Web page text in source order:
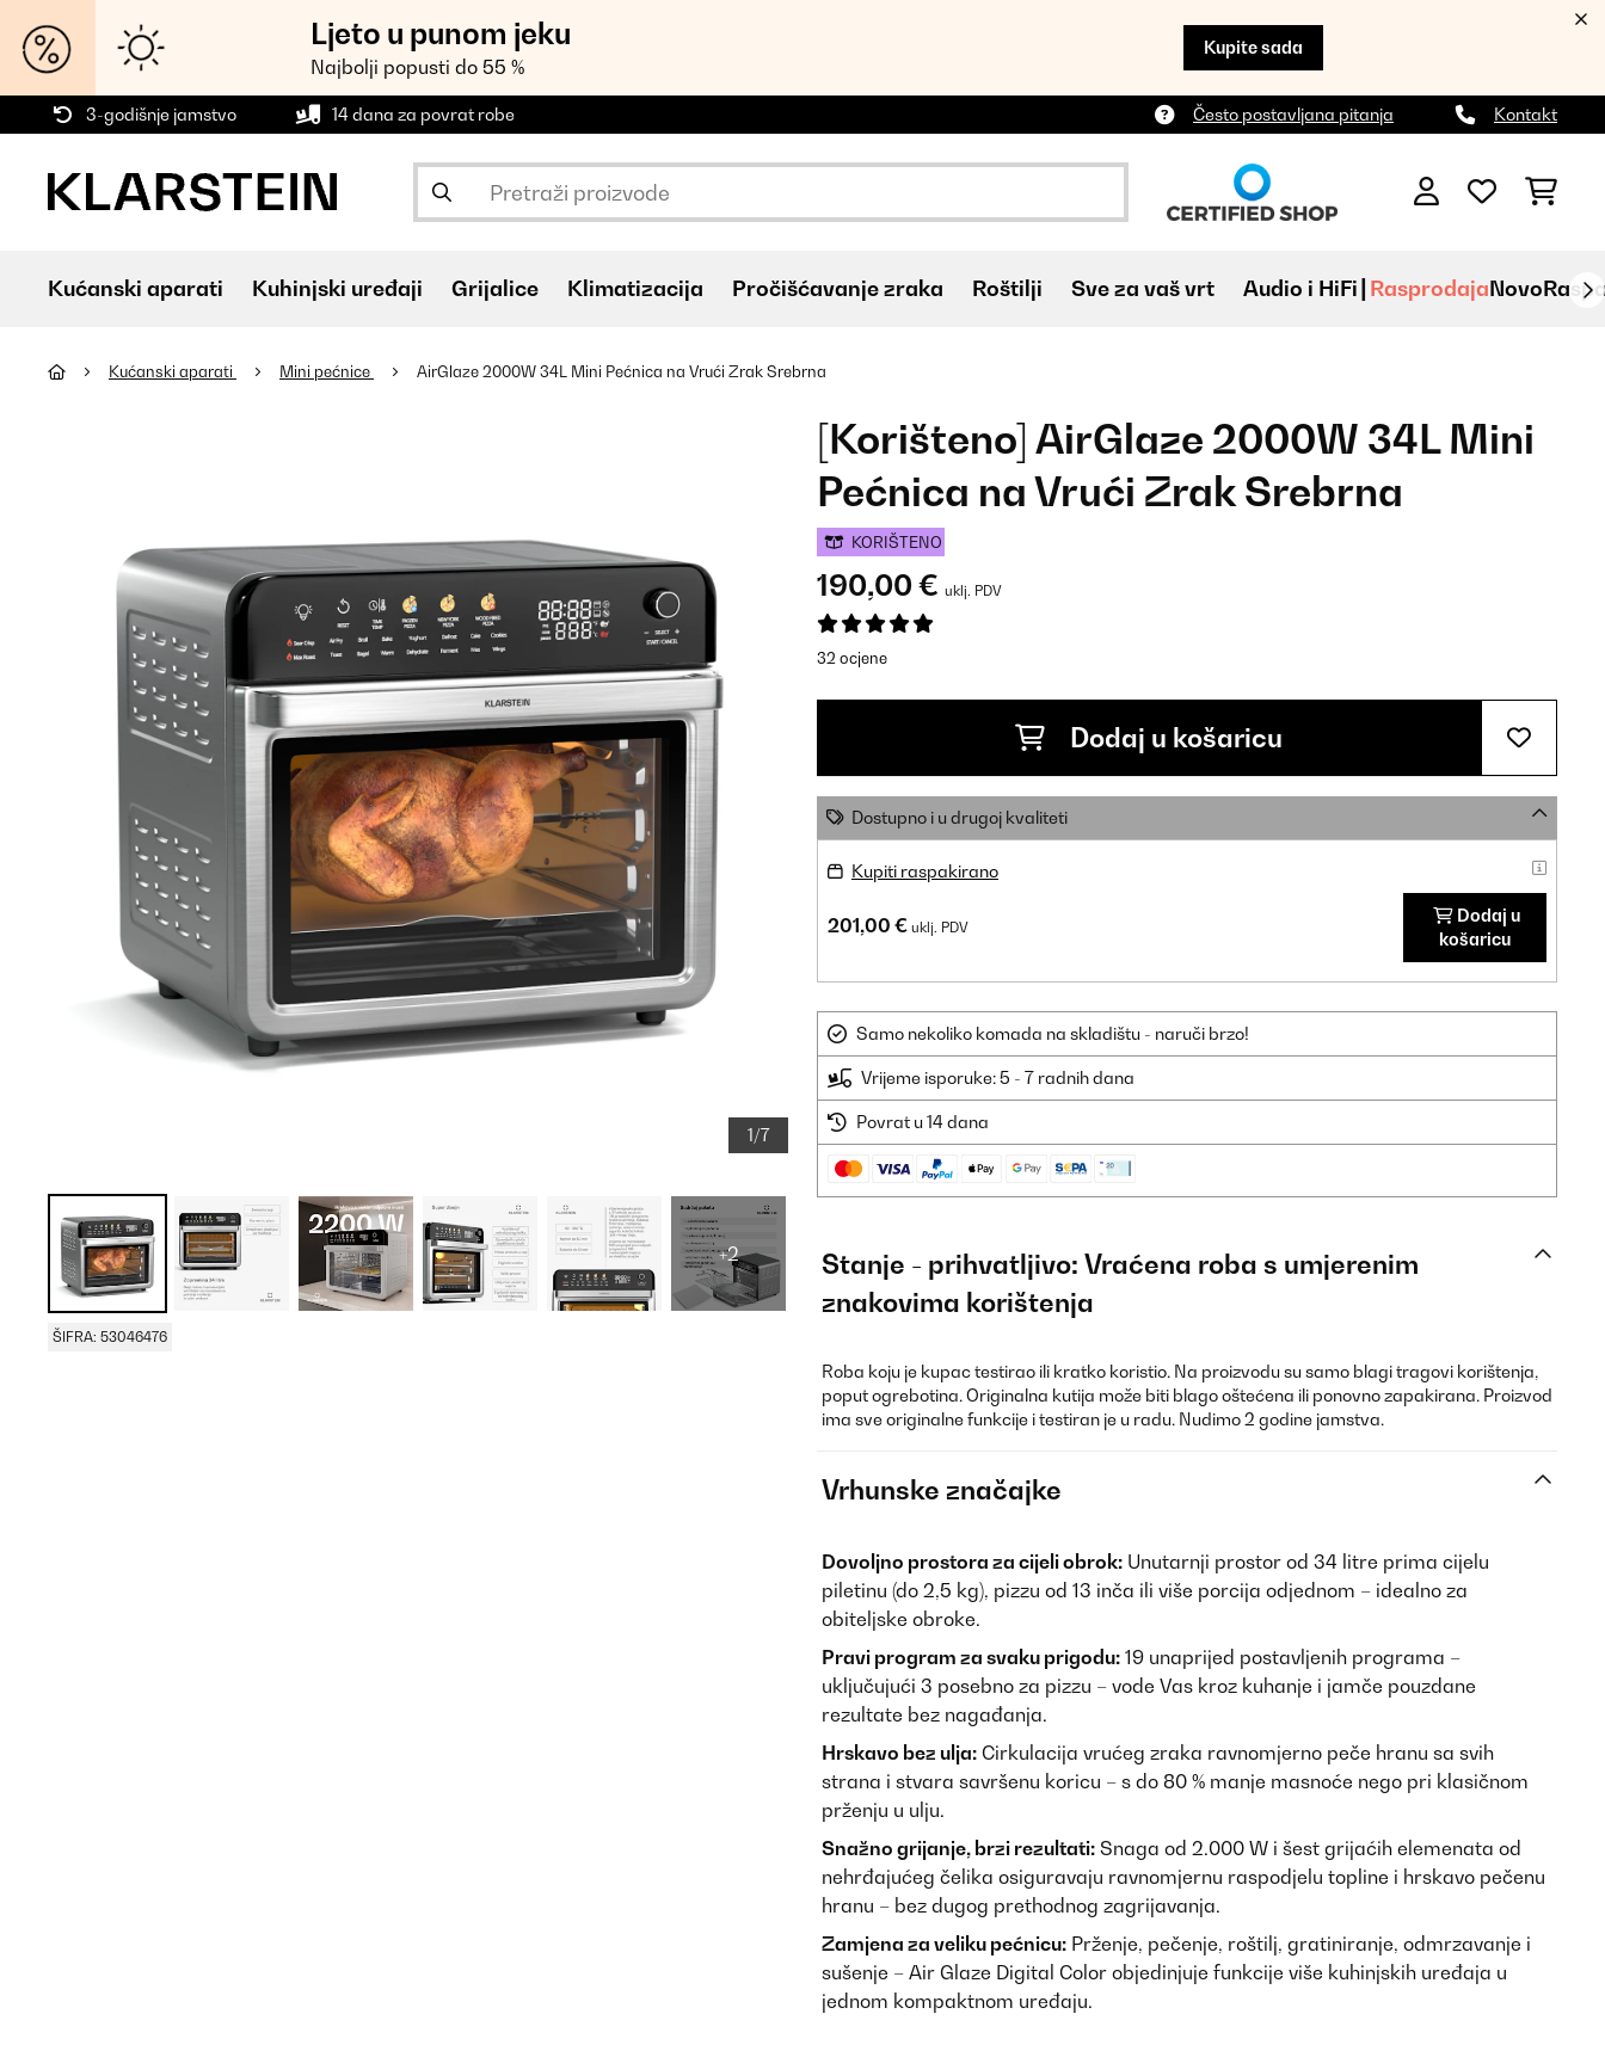
Ljeto u punom jeku
Najbolji popusti do 55 %
Kupite sada
3-godišnje jamstvo 14 dana za povrat robe Često postavljana pitanja Kontakt
Kućanski aparati Kuhinjski uređaji Grijalice Klimatizacija Pročišćavanje zraka Roštilji Sve za vaš vrt Audio i HiFi RasprodajaNovo
Kućanski aparati Mini pećnice AirGlaze 2000W 34L Mini Pećnica na Vrući Zrak Srebrna
1/7
+2
ŠIFRA: 53046476
[Korišteno] AirGlaze 2000W 34L Mini
Pećnica na Vrući Zrak Srebrna
KORIŠTENO
190,00 € uklj. PDV
32 ocjene
Dodaj u košaricu
Dostupno i u drugoj kvaliteti
Kupiti raspakirano
201,00 € uklj. PDV
Dodaj u
košaricu
Samo nekoliko komada na skladištu - naruči brzo!
Vrijeme isporuke: 5 - 7 radnih dana
Povrat u 14 dana
Stanje - prihvatljivo: Vraćena roba s umjerenim
znakovima korištenja
Roba koju je kupac testirao ili kratko koristio. Na proizvodu su samo blagi tragovi korištenja,
poput ogrebotina. Originalna kutija može biti blago oštećena ili ponovno zapakirana. Proizvod
ima sve originalne funkcije i testiran je u radu. Nudimo 2 godine jamstva.
Vrhunske značajke
Dovoljno prostora za cijeli obrok: Unutarnji prostor od 34 litre prima cijelu
piletinu (do 2,5 kg), pizzu od 13 inča ili više porcija odjednom – idealno za
obiteljske obroke.
Pravi program za svaku prigodu: 19 unaprijed postavljenih programa –
uključujući 3 posebno za pizzu – vode Vas kroz kuhanje i jamče pouzdane
rezultate bez nagađanja.
Hrskavo bez ulja: Cirkulacija vrućeg zraka ravnomjerno peče hranu sa svih
strana i stvara savršenu koricu – s do 80 % manje masnoće nego pri klasičnom
prženju u ulju.
Snažno grijanje, brzi rezultati: Snaga od 2.000 W i šest grijaćih elemenata od
nehrđajućeg čelika osiguravaju ravnomjernu raspodjelu topline i hrskavo pečenu
hranu – bez dugog prethodnog zagrijavanja.
Zamjena za veliku pećnicu: Prženje, pečenje, roštilj, gratiniranje, odmrzavanje i
sušenje – Air Glaze Digital Color objedinjuje funkcije više kuhinjskih uređaja u
jednom kompaktnom uređaju.